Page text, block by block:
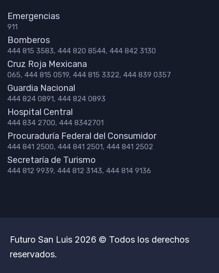
Emergencias
911
Bomberos
444 815 3583, 444 820 8544, 444 842 3130
Cruz Roja Mexicana
065, 444 815 0519, 444 815 3322, 444 839 0357
Guardia Nacional
444 824 0891, 444 824 0893
Hospital Central
444 834 2700, 444 8342701
Procuraduría Federal del Consumidor
444 841 2500, 444 841 2501, 444 841 2502
Secretaría de Turismo
444 812 9939, 444 812 3143, 444 814 9136
Futuro San Luis 2026 © Todos los derechos
reservados.